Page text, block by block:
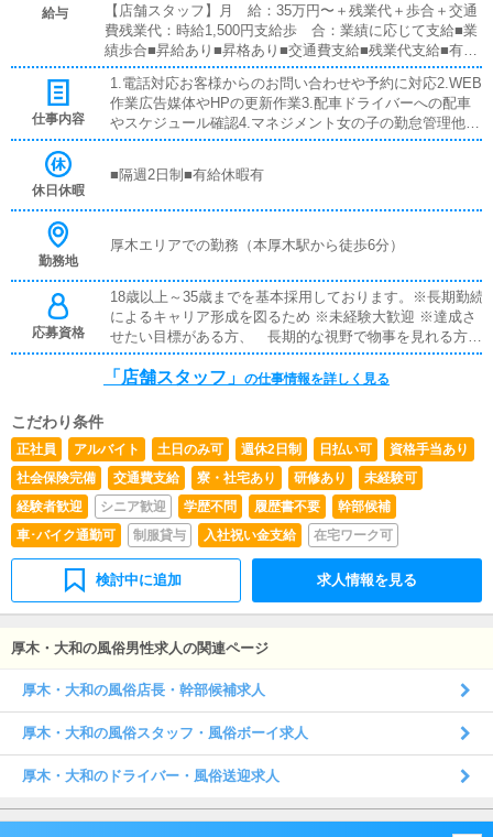
給与
【店舗スタッフ】月 給：35万円〜＋残業代＋歩合＋交通
費残業代：時給1,500円支給歩 合：業績に応じて支給■業
績歩合■昇給あり■昇格あり■交通費支給■残業代支給■有給
休暇あり店長プロジェクト★入社して最短6ヶ月で店長が
可能！店舗展開に力を入れているグループなのであなたの
能力次第で即ポストをご用意します
仕事内容
1.電話対応お客様からのお問い合わせや予約に対応2.WEB
作業広告媒体やHPの更新作業3.配車ドライバーへの配車
やスケジュール確認4.マネジメント女の子の勤怠管理他ス
ケジュール確認5.その他円滑な店舗運営を最大限にサポー
休日休暇
■隔週2日制■有給休暇有
勤務地
厚木エリアでの勤務（本厚木駅から徒歩6分）
応募資格
18歳以上～35歳までを基本採用しております。※長期勤続
によるキャリア形成を図るため ※未経験大歓迎 ※達成さ
せたい目標がある方、 長期的な視野で物事を見れる方か
らの ご応募お待ちしております。 ※ご応募前に当グル
ープの考え方に ご共感頂ける場合のみご応募下さい。
「店舗スタッフ」 の仕事情報を詳しく見る
こだわり条件
正社員 アルバイト 土日のみ可 週休2日制 日払い可
資格手当あり
社会保険完備
交通費支給 寮・社宅あり 研修あり
未経験可
経験者歓迎
シニア歓迎 学歴不問 履歴書不要
幹部候補
車･バイク通勤可
制服貸与 入社祝い金支給 在宅ワーク可
検討中に追加 求人情報を見る
厚木・大和の風俗男性求人の関連ページ
厚木・大和の風俗店長・幹部候補求人
厚木・大和の風俗スタッフ・風俗ボーイ求人
厚木・大和のドライバー・風俗送迎求人